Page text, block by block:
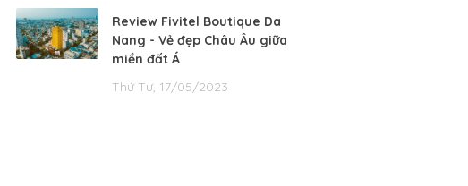
Review Fivitel Boutique Da
Nang - Vẻ đẹp Châu Âu giữa
miền đất Á
Thứ Tư, 17/05/2023